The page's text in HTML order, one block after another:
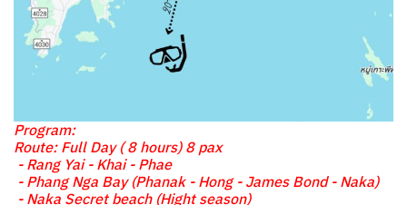
Program:
Route: Full Day ( 8 hours) 8 pax
- Rang Yai - Khai - Phae
- Phang Nga Bay (Phanak - Hong - James Bond - Naka)
- Naka Secret beach (Hight season)